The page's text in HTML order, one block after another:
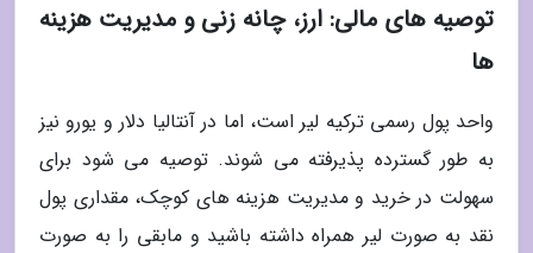
توصیه های مالی: ارز، چانه زنی و مدیریت هزینه
ها
واحد پول رسمی ترکیه لیر است، اما در آنتالیا دلار و یورو نیز
به طور گسترده پذیرفته می شوند. توصیه می شود برای
سهولت در خرید و مدیریت هزینه های کوچک، مقداری پول
نقد به صورت لیر همراه داشته باشید و مابقی را به صورت